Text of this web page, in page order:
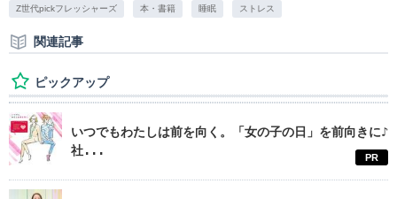
Z世代pickフレッシャーズ 本・書籍 睡眠 ストレス
関連記事
ピックアップ
いつでもわたしは前を向く。「女の子の日」を前向きに♪
社...
PR